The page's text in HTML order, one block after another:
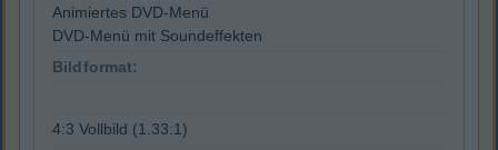
Animiertes DVD-Menü
DVD-Menü mit Soundeffekten
Bildformat:
4:3 Vollbild (1.33:1)